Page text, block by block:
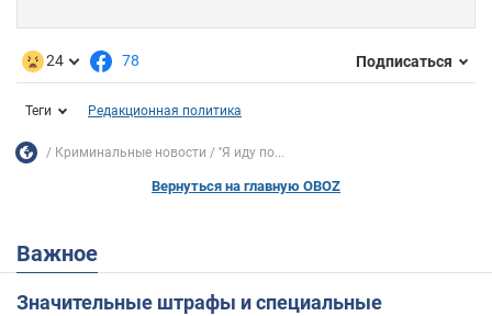
24 78 Подписаться
Теги Редакционная политика
Криминальные новости ''Я иду по...
Вернуться на главную OBOZ
Важное
Значительные штрафы и специальные